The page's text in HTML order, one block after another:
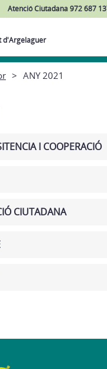
Atenció Ciutadana 972 687
d'Argelaguer
ANY 2021
I COOPERACIÓ
CIUTADANA